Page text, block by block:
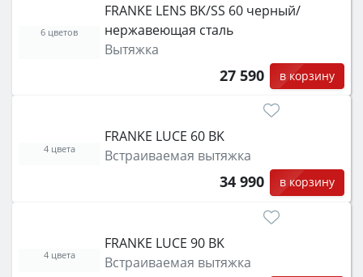
FRANKE LENS BK/SS 60 черный/
нержавеющая сталь
Вытяжка
27 590 в корзину
6 цветов
FRANKE LUCE 60 BK
Встраиваемая вытяжка
34 990 в корзину
4 цвета
FRANKE LUCE 90 BK
Встраиваемая вытяжка
4 цвета